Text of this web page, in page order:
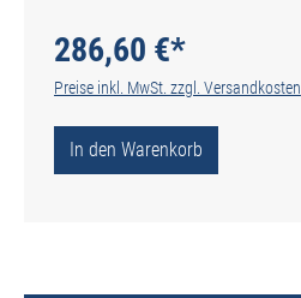
286,60 €*
Preise inkl. MwSt. zzgl. Versandkosten
In den Warenkorb